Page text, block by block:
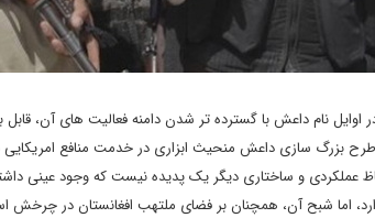
اوایل نام داعش با گسترده تر شدن دامنه فعالیت های آن،
بزرگ سازی داعش منحیث ابزاری در خدمت منافع امریکایی
عملکردی و ساختاری دیگر یک پدیده نیست که وجود عینی
اما شبح آن، همچنان بر فضای ملتهب افغانستان در